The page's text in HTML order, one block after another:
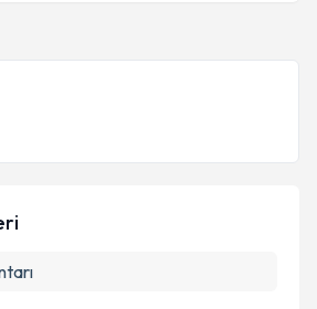
e-posta ile bilgilendireceğiz.
ve kişisel verilerimin belirtilen